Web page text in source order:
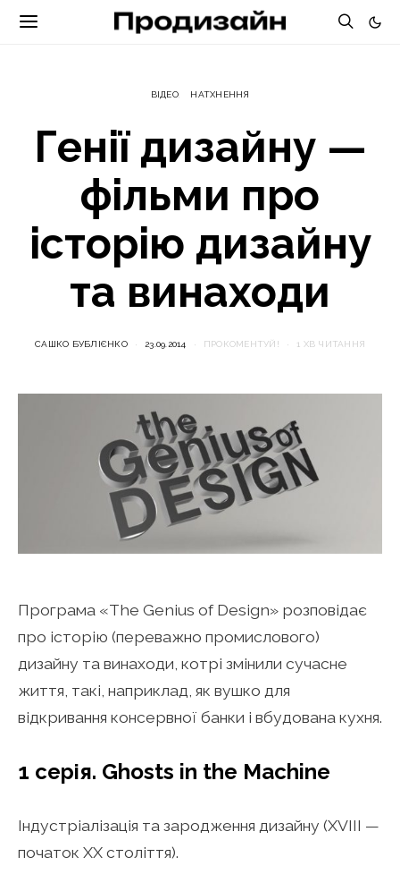
ВІДЕО НАТХНЕННЯ
Генії дизайну —
фільми про
історію дизайну
та винаходи
САШКО БУБЛІЄНКО 23.09.2014 ПРОКОМЕНТУЙ! 1 ХВ ЧИТАННЯ
Програма «The Genius of Design» розповідає
про історію (переважно промислового)
дизайну та винаходи, котрі змінили сучасне
життя, такі, наприклад, як вушко для
відкривання консервної банки і вбудована кухня.
1 серія. Ghosts in the Machine
Індустріалізація та зародження дизайну (XVIII —
початок XX століття).